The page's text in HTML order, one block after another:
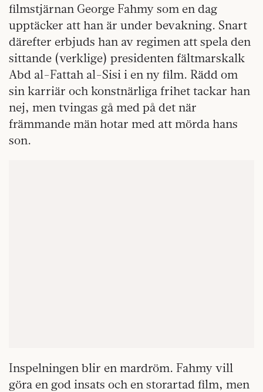
filmstjärnan George Fahmy som en dag
upptäcker att han är under bevakning. Snart
därefter erbjuds han av regimen att spela den
sittande (verklige) presidenten fältmarskalk
Abd al-Fattah al-Sisi i en ny film. Rädd om
sin karriär och konstnärliga frihet tackar han
nej, men tvingas gå med på det när
främmande män hotar med att mörda hans
son.
Inspelningen blir en mardröm. Fahmy vill
göra en god insats och en storartad film, men